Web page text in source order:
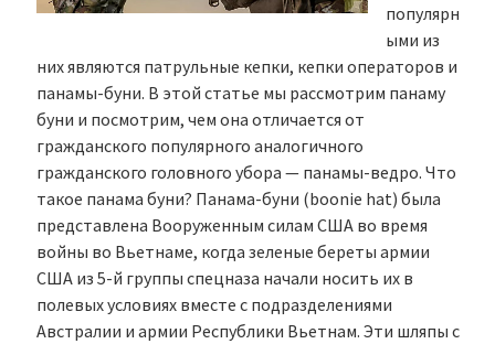
популярн
ыми из
них являются патрульные кепки, кепки операторов и
панамы-буни. В этой статье мы рассмотрим панаму
буни и посмотрим, чем она отличается от
гражданского популярного аналогичного
гражданского головного убора — панамы-ведро. Что
такое панама буни? Панама-буни (boonie hat) была
представлена Вооруженным силам США во время
войны во Вьетнаме, когда зеленые береты армии
США из 5-й группы спецназа начали носить их в
полевых условиях вместе с подразделениями
Австралии и армии Республики Вьетнам. Эти шляпы с